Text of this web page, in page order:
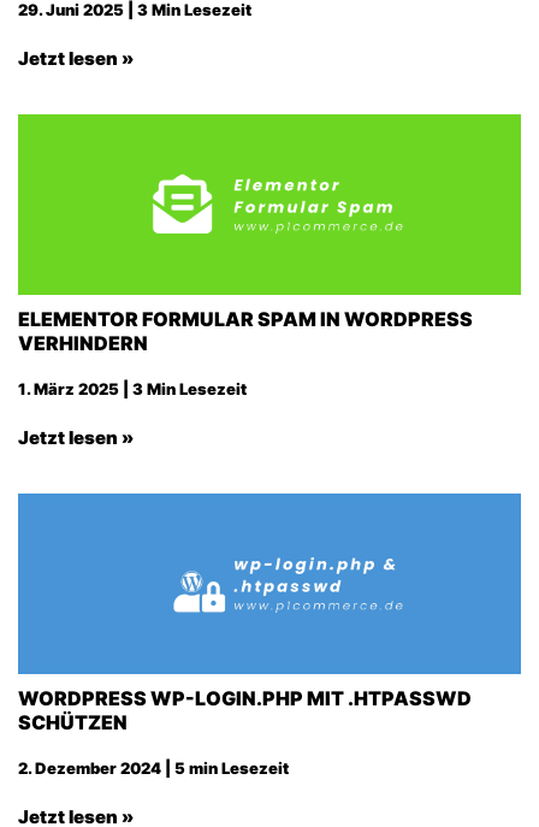
29. Juni 2025 | 3 Min Lesezeit
Jetzt lesen »
ELEMENTOR FORMULAR SPAM IN WORDPRESS
VERHINDERN
1. März 2025 | 3 Min Lesezeit
Jetzt lesen »
WORDPRESS WP-LOGIN.PHP MIT .HTPASSWD
SCHÜTZEN
2. Dezember 2024 | 5 min Lesezeit
Jetzt lesen »